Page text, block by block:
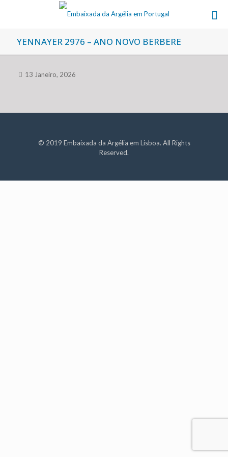
YENNAYER 2976 – ANO NOVO BERBERE
13 Janeiro, 2026
© 2019 Embaixada da Argélia em Lisboa. All Rights
Reserved.